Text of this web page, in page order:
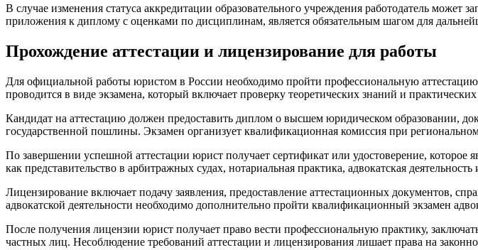
В случае изменения статуса аккредитации образовательного учреждения работодатель
приложения к диплому с оценками по дисциплинам, является обязательным шагом для
Прохождение аттестации и лицензирование для работы
Для официальной работы юристом в России необходимо пройти профессиональную
проводится в виде экзамена, который включает проверку теоретических знаний и
Кандидат на аттестацию должен предоставить диплом о высшем юридическом образовании,
государственной пошлины. Экзамен организует квалификационная комиссия при
По завершении успешной аттестации юрист получает сертификат или удостоверение, которое
как представительство в арбитражных судах, нотариальная практика, адвокатская
Лицензирование включает подачу заявления, предоставление аттестационных документов,
адвокатской деятельности необходимо дополнительно пройти квалификационный экзамен
После получения лицензии юрист получает право вести профессиональную практику,
частных лиц. Несоблюдение требований аттестации и лицензирования лишает права на